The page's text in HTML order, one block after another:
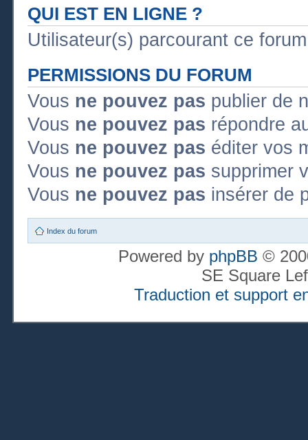
QUI EST EN LIGNE ?
Utilisateur(s) parcourant ce
PERMISSIONS DU FORUM
Vous ne pouvez pas publier de
Vous ne pouvez pas répondre
Vous ne pouvez pas éditer vos
Vous ne pouvez pas supprimer
Vous ne pouvez pas insérer de
Index du forum
Powered by phpBB ©
SE Square
Traduction et support